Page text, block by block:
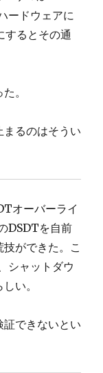
ードウェアに
るとその通
。
まるのはそうい
オーバーライ
DSDTを自前
ができた。こ
シャットダウ
い。
できないとい